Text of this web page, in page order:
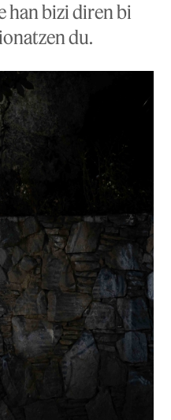
han bizi diren bi
du.